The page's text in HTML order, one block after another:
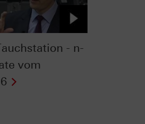
- n-
vom